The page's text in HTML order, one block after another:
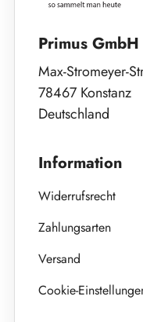
Primus GmbH
Max-Stromeyer-
78467 Konstanz
Deutschland
Information
Widerrufsrecht
Zahlungsarten
Versand
Cookie-